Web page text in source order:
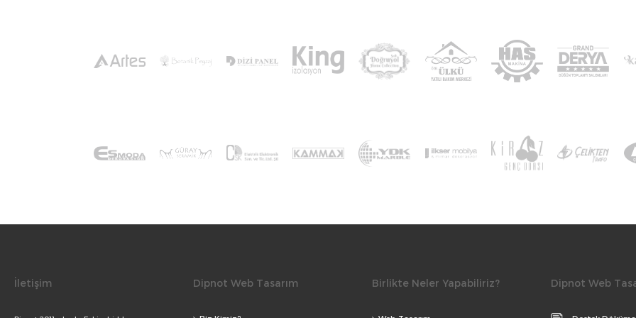
İletişim Dipnot Web Tasarım Birlikte Neler Yapabiliriz? Dipnot Web